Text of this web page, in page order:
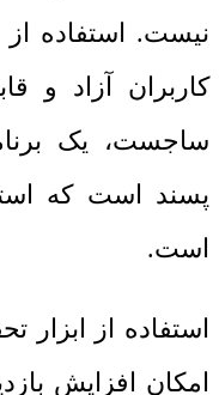
نیست. استفاده از
کاربران آزاد و
ساجست، یک
پسند است که
است.
استفاده از ابزار
امکان افزایش